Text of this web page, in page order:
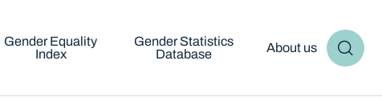
Gender Equality
Index
Gender Statistics
Database
About us